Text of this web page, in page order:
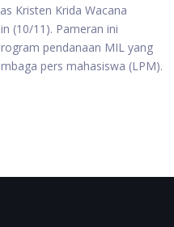
Kristen Krida Wacana
(10/11). Pameran ini
pendanaan MIL yang
pers mahasiswa (LPM).